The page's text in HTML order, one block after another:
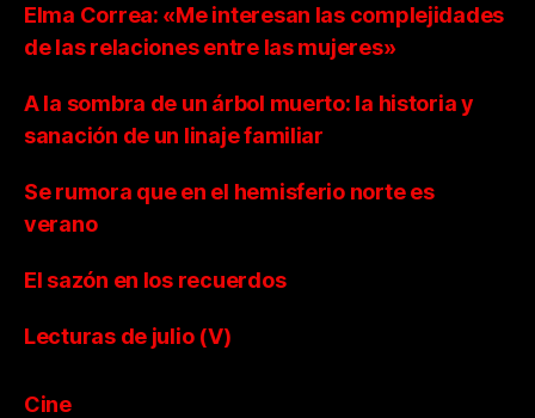
Elma Correa: «Me interesan las complejidades
de las relaciones entre las mujeres»
A la sombra de un árbol muerto: la historia y
sanación de un linaje familiar
Se rumora que en el hemisferio norte es
verano
El sazón en los recuerdos
Lecturas de julio (V)
Cine